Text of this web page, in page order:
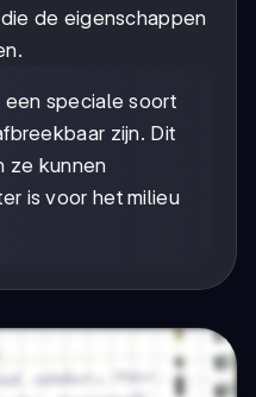
de eigenschappen
een speciale soort
zijn. Dit
ze kunnen
is voor het milieu